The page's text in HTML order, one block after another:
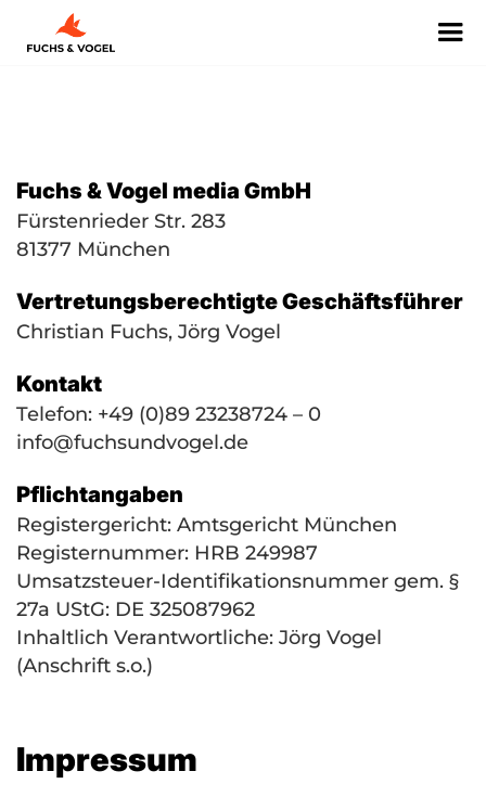
Fuchs & Vogel media GmbH
Fürstenrieder Str. 283
81377 München
Vertretungsberechtigte Geschäftsführer
Christian Fuchs, Jörg Vogel
Kontakt
Telefon: +49 (0)89 23238724 – 0
info@fuchsundvogel.de
Pflichtangaben
Registergericht: Amtsgericht München
Registernummer: HRB 249987
Umsatzsteuer-Identifikationsnummer gem. §
27a UStG: DE 325087962
Inhaltlich Verantwortliche: Jörg Vogel
(Anschrift s.o.)
Impressum